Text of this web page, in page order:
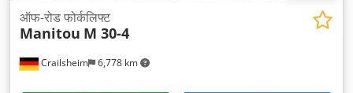
Crailsheim 6,778 km
ऑफ-रोड फोर्कलिफ्ट
Manitou M 30-4